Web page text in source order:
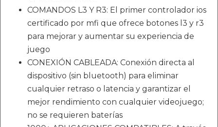
COMANDOS L3 Y R3: El primer controlador ios
certificado por mfi que ofrece botones l3 y r3
para mejorar y aumentar su experiencia de
juego
CONEXIÓN CABLEADA: Conexión directa al
dispositivo (sin bluetooth) para eliminar
cualquier retraso o latencia y garantizar el
mejor rendimiento con cualquier videojuego;
no se requieren baterías